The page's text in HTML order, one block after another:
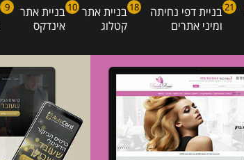
21בניית דפי נחיתה
ומיני אתרים
18 בניית אתר
קטלוג
10 בניית אתר
אינדקס
9